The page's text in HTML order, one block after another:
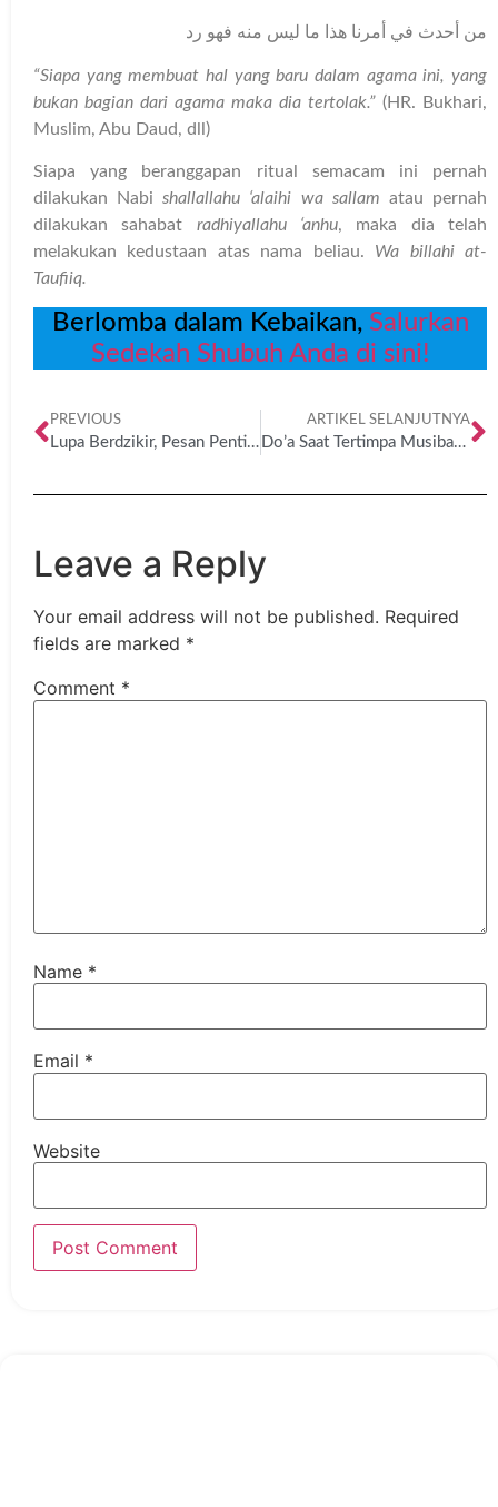
من أحدث في أمرنا هذا ما ليس منه فهو رد
“Siapa yang membuat hal yang baru dalam agama ini, yang
bukan bagian dari agama maka dia tertolak.” (HR. Bukhari,
Muslim, Abu Daud, dll)
Siapa yang beranggapan ritual semacam ini pernah
dilakukan Nabishallallahu ‘alaihi wa sallam atau pernah
dilakukan sahabat radhiyallahu ‘anhu, maka dia telah
melakukan kedustaan atas nama beliau. Wa billahi at-
Taufiiq.
Berlomba dalam Kebaikan, Salurkan
Sedekah Shubuh Anda di sini!
PREVIOUS
Lupa Berdzikir, Pesan Penting dari Al-Qur’an
ARTIKEL SELANJUTNYA
Do’a Saat Tertimpa Musibah, Kondisi Sempit dan Terdesak
Leave a Reply
Your email address will not be published. Required
fields are marked *
Comment *
Name *
Email *
Website